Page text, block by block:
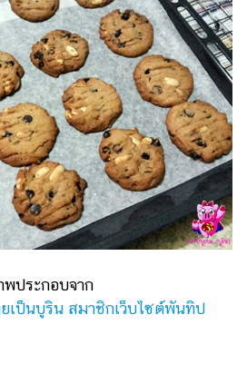
ประกอบจาก
เป็นบูริน สมาชิกเว็บไซต์พันทิป